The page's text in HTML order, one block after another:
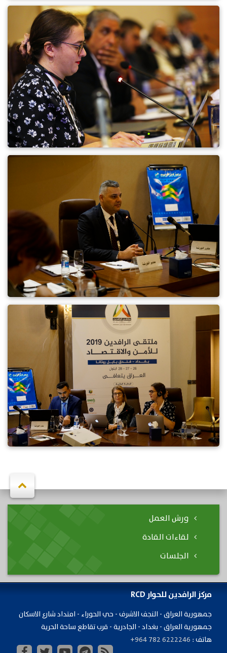
ورش العمل
لقاءات القادة
الجلسات
مركز الرافدين للحوار RCD
جمهورية ​العراق - النجف الاشرف - حي الحوراء - امتداد شارع الاسكان
جمهورية العراق - بغداد - الجادرية - قرب تقاطع ساحة الحرية
هاتف : +964 782 6222246